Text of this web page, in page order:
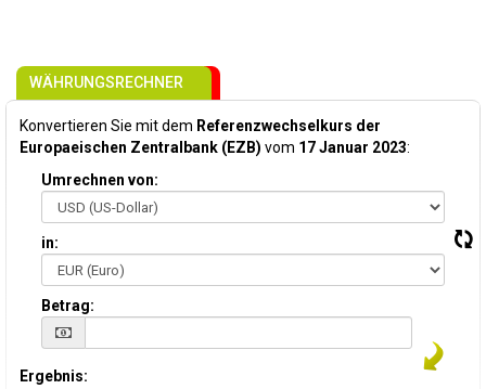
WÄHRUNGSRECHNER
Konvertieren Sie mit dem Referenzwechselkurs der
Europaeischen Zentralbank (EZB) vom 17 Januar 2023:
Umrechnen von:
in:
Betrag:
Ergebnis: